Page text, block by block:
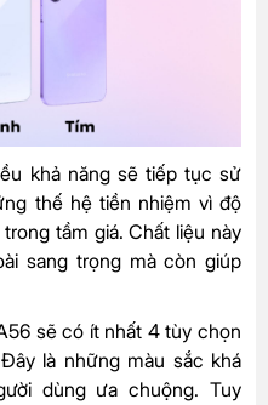
khả năng sẽ tiếp tục sử
thế hệ tiền nhiệm vì độ
tầm giá. Chất liệu này
sang trọng mà còn giúp
sẽ có ít nhất 4 tùy chọn
là những màu sắc khá
dùng ưa chuộng. Tuy